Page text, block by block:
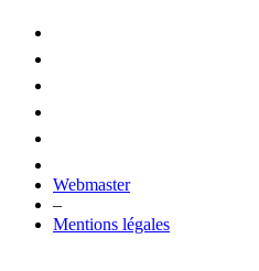
Webmaster
–
Mentions légales